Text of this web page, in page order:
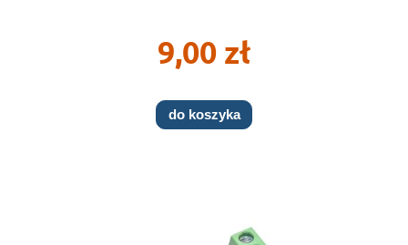
9,00 zł
do koszyka